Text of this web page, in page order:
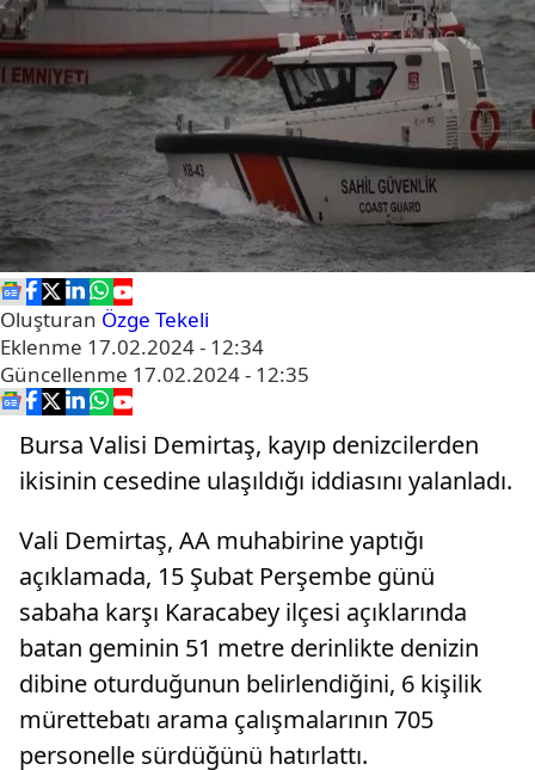
Oluşturan Özge Tekeli
Eklenme 17.02.2024 - 12:34
Güncellenme 17.02.2024 - 12:35
Bursa Valisi Demirtaş, kayıp denizcilerden
ikisinin cesedine ulaşıldığı iddiasını yalanladı.
Vali Demirtaş, AA muhabirine yaptığı
açıklamada, 15 Şubat Perşembe günü
sabaha karşı Karacabey ilçesi açıklarında
batan geminin 51 metre derinlikte denizin
dibine oturduğunun belirlendiğini, 6 kişilik
mürettebatı arama çalışmalarının 705
personelle sürdüğünü hatırlattı.